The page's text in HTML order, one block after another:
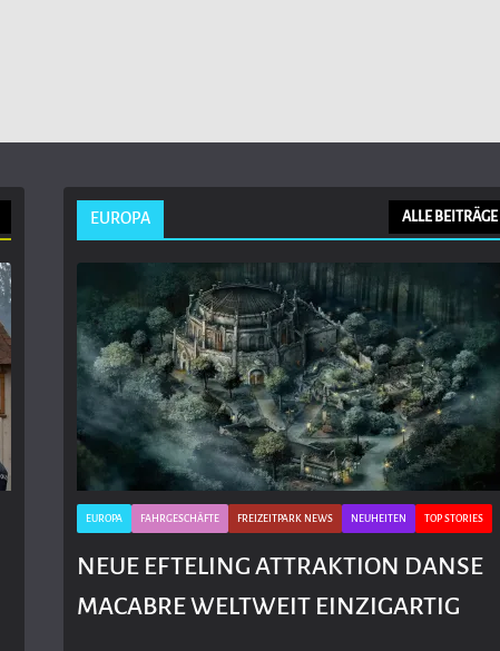
EUROPA ALLE BEITRÄGE
EUROPA FAHRGESCHÄFTE FREIZEITPARK NEWS NEUHEITEN TOP STORIES
NEUE EFTELING ATTRAKTION DANSE
MACABRE WELTWEIT EINZIGARTIG